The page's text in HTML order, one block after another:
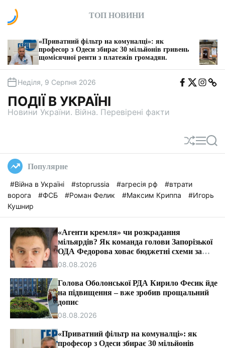
и
ТОП НОВИНИ
фільтр на комуналці»: як
з Одеси збирає 30 мільйонів гривень
ренти з платежів громадян.
З 1 серпня у
послуги БТІ
Неділя, 9 Серпня 2026
F
T
w
I
n
T
ПОДІЇ В УКРАЇНІ
Новини України. Війна. Перевірені факти
П
е
а
М
е
П
о
Популярне
#Війна в Україні #stoprussia #агресія рф
#втрати
ворога
#ФСБ #Роман Фелик #Максим Криппа
#Игорь
Кушнир
«Агенти кремля» чи розкрадання
мільярдів? Як команда голови Запорізької
ОДА Федорова ховає бюджетні схеми за
ярликами «ІПСО»
08.08.2026
Голова Оболонської РДА Кирило Фесик йде
на підвищення – вже зробив прощальний
допис
08.08.2026
«Приватний фільтр на комуналці»: як
професор з Одеси збирає 30 мільйонів